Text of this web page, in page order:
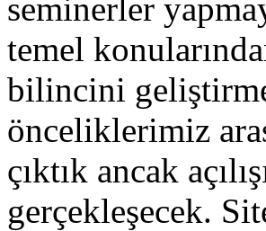
seminerler
temel
bilincini
önceliklerimiz
çıktık ancak
gerçekleşecek.